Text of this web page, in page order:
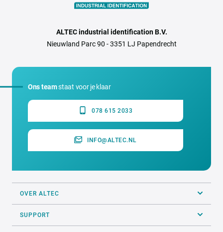
ALTEC industrial identification B.V.
Nieuwland Parc 90 - 3351 LJ Papendrecht
Ons teamstaat voor je klaar
078 615 2033
INFO@ALTEC.NL
OVER ALTEC
SUPPORT